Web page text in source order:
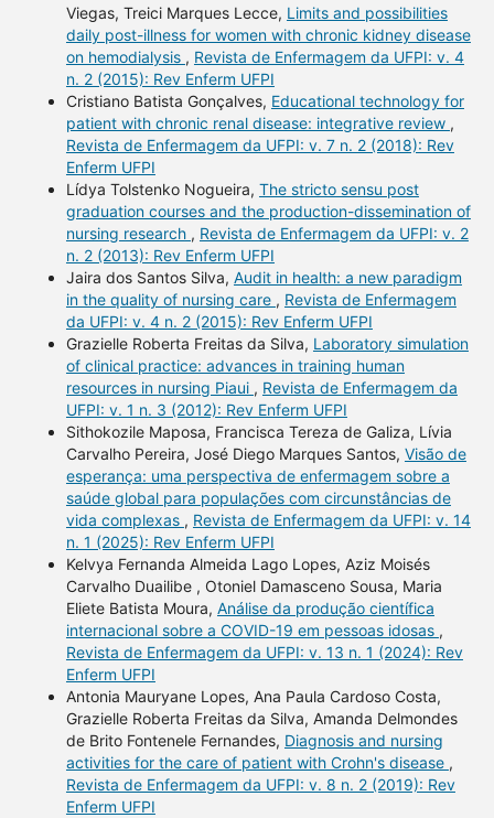
Viegas, Treici Marques Lecce, Limits and possibilities
daily post-illness for women with chronic kidney disease
on hemodialysis , Revista de Enfermagem da UFPI: v. 4
n. 2 (2015): Rev Enferm UFPI
Cristiano Batista Gonçalves, Educational technology for
patient with chronic renal disease: integrative review ,
Revista de Enfermagem da UFPI: v. 7 n. 2 (2018): Rev
Enferm UFPI
Lídya Tolstenko Nogueira, The stricto sensu post
graduation courses and the production-dissemination of
nursing research , Revista de Enfermagem da UFPI: v. 2
n. 2 (2013): Rev Enferm UFPI
Jaira dos Santos Silva, Audit in health: a new paradigm
in the quality of nursing care , Revista de Enfermagem
da UFPI: v. 4 n. 2 (2015): Rev Enferm UFPI
Grazielle Roberta Freitas da Silva, Laboratory simulation
of clinical practice: advances in training human
resources in nursing Piaui , Revista de Enfermagem da
UFPI: v. 1 n. 3 (2012): Rev Enferm UFPI
Sithokozile Maposa, Francisca Tereza de Galiza, Lívia
Carvalho Pereira, José Diego Marques Santos, Visão de
esperança: uma perspectiva de enfermagem sobre a
saúde global para populações com circunstâncias de
vida complexas , Revista de Enfermagem da UFPI: v. 14
n. 1 (2025): Rev Enferm UFPI
Kelvya Fernanda Almeida Lago Lopes, Aziz Moisés
Carvalho Duailibe , Otoniel Damasceno Sousa, Maria
Eliete Batista Moura, Análise da produção científica
internacional sobre a COVID-19 em pessoas idosas ,
Revista de Enfermagem da UFPI: v. 13 n. 1 (2024): Rev
Enferm UFPI
Antonia Mauryane Lopes, Ana Paula Cardoso Costa,
Grazielle Roberta Freitas da Silva, Amanda Delmondes
de Brito Fontenele Fernandes, Diagnosis and nursing
activities for the care of patient with Crohn's disease ,
Revista de Enfermagem da UFPI: v. 8 n. 2 (2019): Rev
Enferm UFPI